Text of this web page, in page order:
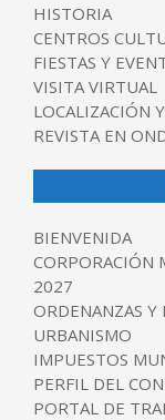
HISTORIA
CENTROS
FIESTAS Y
VISITA VIRTUAL
LOCALIZACIÓN
REVISTA EN
BIENVENIDA
CORPORACIÓN
2027
ORDENANZAS Y
URBANISMO
IMPUESTOS
PERFIL DEL
PORTAL DE